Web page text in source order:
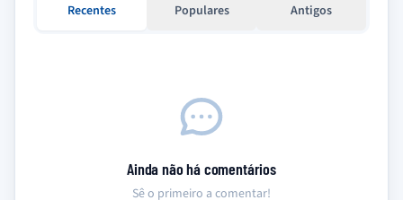
Recentes Populares Antigos
Ainda não há comentários
Sê o primeiro a comentar!